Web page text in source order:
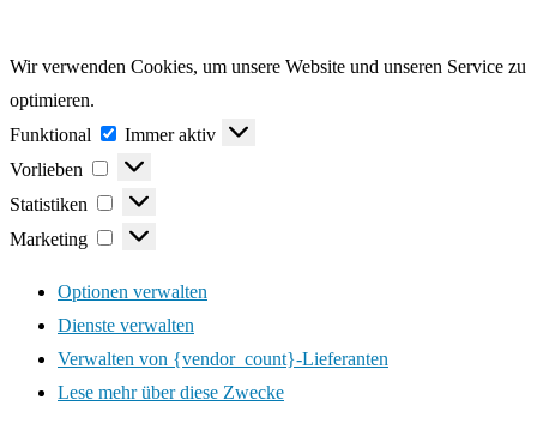
Wir verwenden Cookies, um unsere Website und unseren Service zu
optimieren.
Funktional
Funktional
Immer aktiv
Vorlieben
Vorlieben
Statistiken
Statistiken
Marketing
Marketing
Optionen verwalten
Dienste verwalten
Verwalten von {vendor_count}-Lieferanten
Lese mehr über diese Zwecke